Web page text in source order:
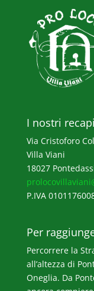
I nostri
Via Cristoforo
Villa Viani
18027
P.IVA
Per
Percorrere la
all’altezza di
Oneglia. Da